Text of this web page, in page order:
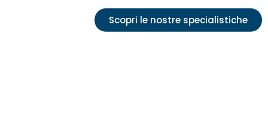
Scopri le nostre specialistiche